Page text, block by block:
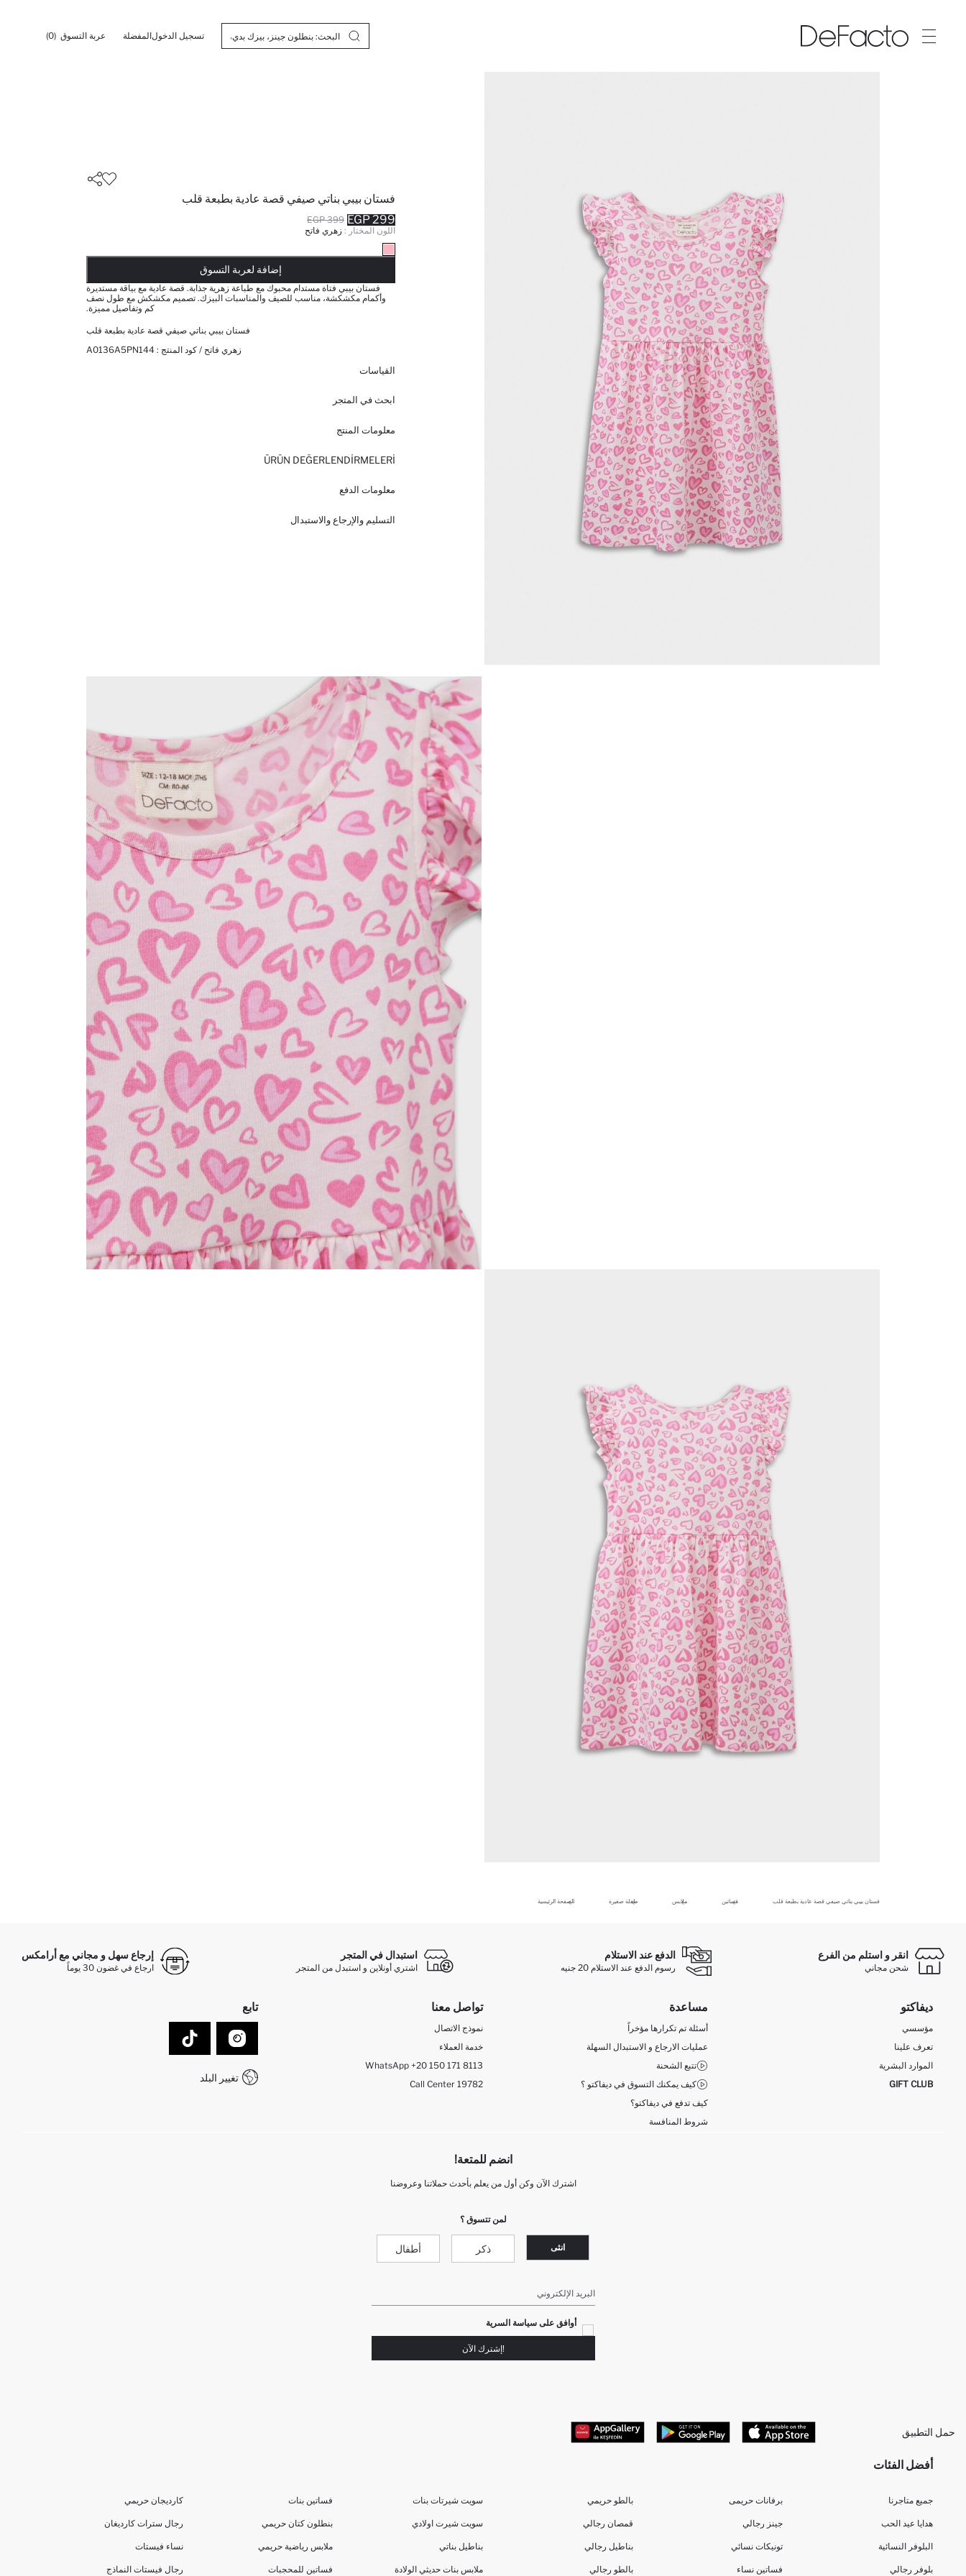
تسجيل الدخولالمفضلة عربة التسوق (0)
فستان بيبي بناتي صيفي قصة عادية بطبعة قلب
399 EGP 299 EGP
اللون المختار : زهري فاتح
إضافة لعربة التسوق
فستان بيبي فتاة مستدام محبوك مع طباعة زهرية جذابة. قصة عادية مع بياقة مستديرة
وأكمام مكشكشة، مناسب للصيف والمناسبات البيزك. تصميم مكشكش مع طول نصف
كم وتفاصيل مميزة.
فستان بيبي بناتي صيفي قصة عادية بطبعة قلب
زهري فاتح / كود المنتج : A0136A5PN144
القياسات
ابحث في المتجر
معلومات المنتج
ÜRÜN DEĞERLENDİRMELERİ
معلومات الدفع
التسليم والإرجاع والاستبدال
الصفحة الرئيسية طفلة صغيرة ملابس فساتين فستان بيبي بناتي صيفي قصة عادية بطبعة قلب
انقر و استلم من الفرع
شحن مجاني
الدفع عند الاستلام
رسوم الدفع عند الاستلام 20 جنيه
استبدال في المتجر
اشتري أونلاين و استبدل من المتجر
إرجاع سهل و مجاني مع أرامكس
ارجاع في غضون 30 يوماً
ديفاكتو
مؤسسي
تعرف علينا
الموارد البشرية
GIFT CLUB
مساعدة
أسئلة تم تكرارها مؤخراً
عمليات الارجاع و الاستبدال السهلة
تتبع الشحنة
كيف يمكنك التسوق في ديفاكتو ؟
كيف تدفع في ديفاكتو؟
شروط المنافسة
تواصل معنا
نموذج الاتصال
خدمة العملاء
WhatsApp +20 150 171 8113
Call Center 19782
تابع
تغيير البلد
انضم للمتعة!
اشترك الآن وكن أول من يعلم بأحدث حملاتنا وعروضنا
لمن تتسوق ؟
انثى ذكر أطفال
البريد الإلكتروني
أوافق على سياسة السرية
!إشترك الآن
حمل التطبيق
أفضل الفئات
جميع متاجرنا
هدايا عيد الحب
البلوفر النسائية
بلوفر رجالي
برفانات حريمى
جينز رجالي
تونيكات نسائي
فساتين نساء
بالطو حريمي
قمصان رجالي
بناطيل رجالي
بالطو رجالي
سويت شيرتات بنات
سويت شيرت اولادي
بناطيل بناتي
ملابس بنات حديثي الولادة
فساتين بنات
بنطلون كتان حريمي
ملابس رياضية حريمي
فساتين للمحجبات
كارديجان حريمي
رجال سترات كارديغان
نساء فيستات
رجال فيستات النماذج